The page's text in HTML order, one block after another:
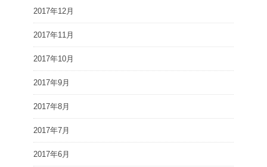
2017年12月
2017年11月
2017年10月
2017年9月
2017年8月
2017年7月
2017年6月